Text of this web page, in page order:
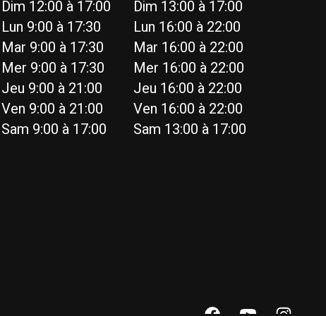
Dim 12:00 à 17:00
Lun 9:00 à 17:30
Mar 9:00 à 17:30
Mer 9:00 à 17:30
Jeu 9:00 à 21:00
Ven 9:00 à 21:00
Sam 9:00 à 17:00
Dim 13:00 à 17:00
Lun 16:00 à 22:00
Mar 16:00 à 22:00
Mer 16:00 à 22:00
Jeu 16:00 à 22:00
Ven 16:00 à 22:00
Sam 13:00 à 17:00